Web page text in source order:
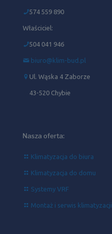
574 559 890
Właściciel:
504 041 946‬
biuro@klim-bud.pl
Ul. Wąska 4 Zaborze
43-520 Chybie
Nasza oferta:
Klimatyzacja do biura
Klimatyzacja do domu
Systemy VRF
Montaż i serwis klimatyzacji